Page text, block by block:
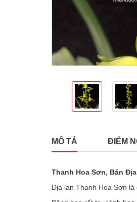
MÔ TẢ ĐIỂM
Thanh Hoa Sơn, Bán
Địa lan Thanh Hoa Sơn là